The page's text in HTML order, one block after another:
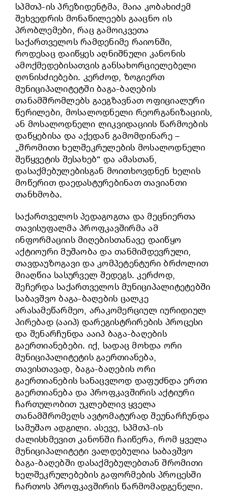
სპმთპ-ის პრეზიდენტმა, მაია კობახიძემ
შეხვედრის მონაწილეებს გააცნო ის
პრობლემები, რაც გამოიკვეთა
საქართველოს რამდენიმე რაიონში,
როდესაც დაიწყეს აღნიშნული კანონის
ამოქმედებისათვის განსახორციელებელი
ღონისძიებები. კერძოდ, ზოგიერთ
მუნიციპალიტეტში ბაგა-ბაღების
თანამშრომლებს გაეგზავნათ ოფიციალური
წერილები, მოსალოდნელი რეორგანიზაციის,
ან მოსალოდნელი ლიკვიდაციის წარმოების
დაწყებისა და აქედან გამომდინარე –
„შრომითი ხელშეკრულების მოსალოდნელი
შეწყვეტის შესახებ“ და ამასთან,
დასაქმებულებისგან მოითხოვდნენ ხელის
მოწერით დაედასტურებინათ თავიანთი
თანხმობა.
საქართველოს პედაგოგთა და მეცნიერთა
თავისუფალმა პროფკავშირმა ამ
ინფორმაციის მიღებისთანავე დაიწყო
აქტიოური მუშაობა და თანმიმდევრული,
თავდაუზოგავი და კომპეტენტური ბრძოლით
მიაღწია სასურველ შედეგს. კერძოდ,
შეჩერდა საქართველოს მუნიციპალიტეტებში
საბავშვო ბაგა-ბაღების ცალკე
არასამეწარმეო, არაკომერციულ იურიდიულ
პირებად (ააიპ) დარეგისტრირების პროცესი
და შენარჩუნდა ააიპ ბაგა-ბაღების
გაერთიანებები. იქ, სადაც მოხდა ორი
მუნიციპალიტეტის გაერთიანება,
თავისთავად, ბაგა-ბაღების ორი
გაერთიანების სანაცვლოდ დაფუძნდა ერთი
გაერთიანება და პროფკავშირის აქტიური
ჩართულობით უკლებლივ ყველა
თანამშრომელს ავტომატურად შეუნარჩუნდა
სამუშაო ადგილი. ასევე, სპმთპ-ის
ძალისხმევით კანონში ჩაიწერა, რომ ყველა
მუნიციპალიტეტი ვალდებულია საბავშვო
ბაგა-ბაღებში დასაქმებულებთან შრომითი
ხელშეკრულებების გაფორმების პროცესში
ჩართოს პროფკავშირის წარმომადგენელი.